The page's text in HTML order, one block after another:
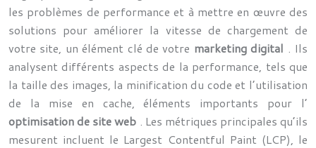
les problèmes de performance et à mettre en œuvre des
solutions pour améliorer la vitesse de chargement de
votre site, un élément clé de votre marketing digital . Ils
analysent différents aspects de la performance, tels que
la taille des images, la minification du code et l’utilisation
de la mise en cache, éléments importants pour l’
optimisation de site web . Les métriques principales qu’ils
mesurent incluent le Largest Contentful Paint (LCP), le